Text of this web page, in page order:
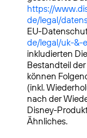
https://
de/legal/
EU-
de/legal/uk-&-
inkludierten
Bestandteil
können
(inkl.
nach der
Disney-
Ähnliches.